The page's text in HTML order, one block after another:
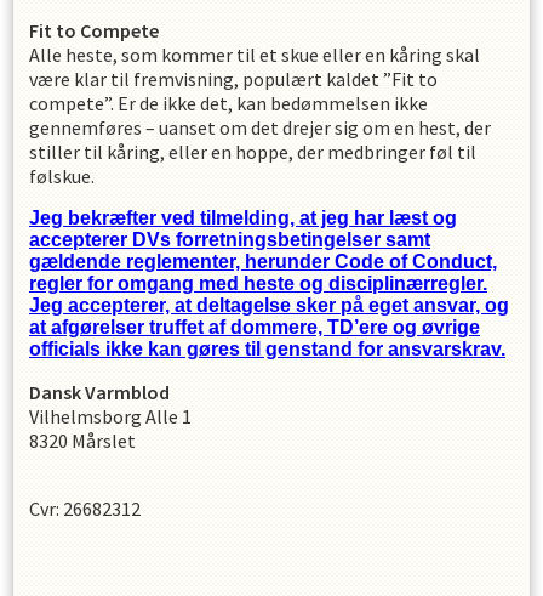
Fit to Compete
Alle heste, som kommer til et skue eller en kåring skal
være klar til fremvisning, populært kaldet ”Fit to
compete”. Er de ikke det, kan bedømmelsen ikke
gennemføres – uanset om det drejer sig om en hest, der
stiller til kåring, eller en hoppe, der medbringer føl til
følskue.
Jeg bekræfter ved tilmelding, at jeg har læst og
accepterer DVs forretningsbetingelser samt
gældende reglementer, herunder Code of Conduct,
regler for omgang med heste og disciplinærregler.
Jeg accepterer, at deltagelse sker på eget ansvar, og
at afgørelser truffet af dommere, TD’ere og øvrige
officials ikke kan gøres til genstand for ansvarskrav.
Dansk Varmblod
Vilhelmsborg Alle 1
8320 Mårslet
Cvr: 26682312